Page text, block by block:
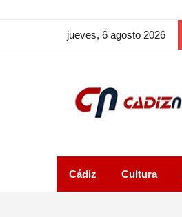
jueves, 6 agosto 2026
Cádiz Cultura